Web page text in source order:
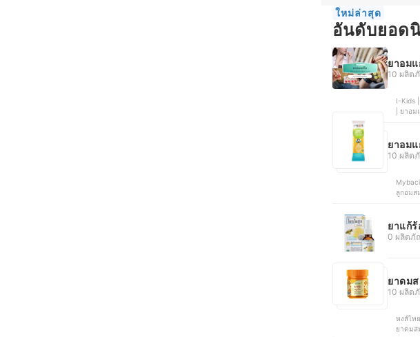
ใหม่ล่าสุด
อันดับยอด
ยาอมแ
10 ผลิต
I-Kids | ยาอ
| ยาอม
ยาอม
10 ผลิต
ลูกอมส
ยาแก้
0 ผลิต
ยาดม
10 ผลิต
หงส์ไทย | ยาดมผส